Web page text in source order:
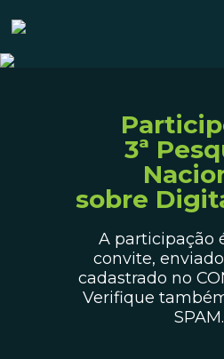
3ª
sobre
A participação
convite,
cadastrado no
Verifique
SPAM.